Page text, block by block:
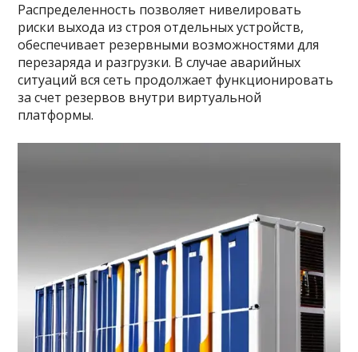
Распределенность позволяет нивелировать
риски выхода из строя отдельных устройств,
обеспечивает резервными возможностями для
перезаряда и разгрузки. В случае аварийных
ситуаций вся сеть продолжает функционировать
за счет резервов внутри виртуальной
платформы.